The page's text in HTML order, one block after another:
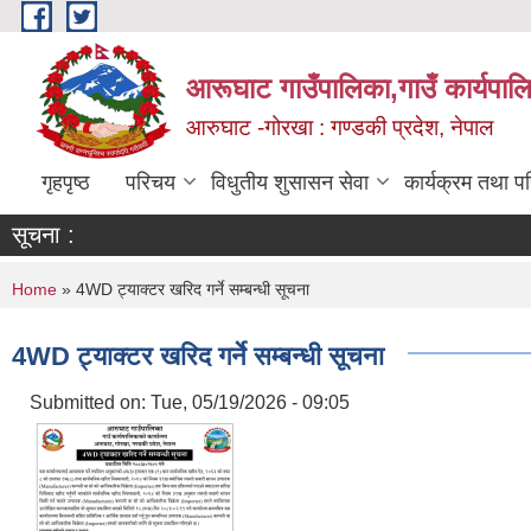
Skip to main content
आरूघाट गाउँपालिका,गाउँ
आरुघाट -गोरखा : गण्डकी प्रदेश, नेपाल
गृहपृष्ठ परिचय विधुतीय शुसासन सेवा कार्यक्रम तथा
सूचना :
You are here
Home » 4WD ट्याक्टर खरिद गर्ने सम्बन्धी सूचना
4WD ट्याक्टर खरिद गर्ने सम्बन्धी सूचना
Submitted on: Tue, 05/19/2026 - 09:05